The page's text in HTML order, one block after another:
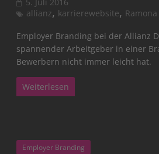
allianz, karrierewebsite,
Employer Branding bei der Allianz
spannender Arbeitgeber in einer
Bewerbern nicht immer leicht hat.
Weiterlesen
Employer Branding